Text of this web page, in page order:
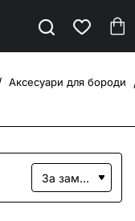
Аксесуари для бороди